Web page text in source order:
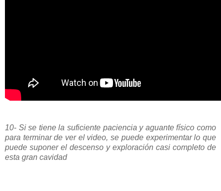
10- Si se tiene la suficiente paciencia y aguante físico como
para terminar de ver el video, se puede experimentar lo que
puede suponer el descenso y exploración casi completo de
esta gran cavidad